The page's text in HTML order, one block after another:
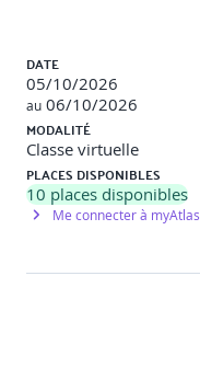
DATE
05/10/2026
au 06/10/2026
MODALITÉ
Classe virtuelle
PLACES DISPONIBLES
10 places disponibles
Me connecter à myAtlas